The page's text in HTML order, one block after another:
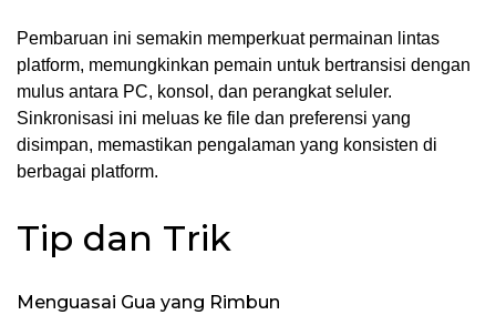
Pembaruan ini semakin memperkuat permainan lintas
platform, memungkinkan pemain untuk bertransisi dengan
mulus antara PC, konsol, dan perangkat seluler.
Sinkronisasi ini meluas ke file dan preferensi yang
disimpan, memastikan pengalaman yang konsisten di
berbagai platform.
Tip dan Trik
Menguasai Gua yang Rimbun